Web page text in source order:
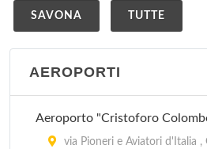
SAVONA TUTTE
AEROPORTI
Aeroporto "Cristoforo
via Pioneri e Aviatori d'Italia ,